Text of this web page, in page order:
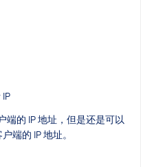
IP
的 IP 地址，但是还是可以
户端的 IP 地址。